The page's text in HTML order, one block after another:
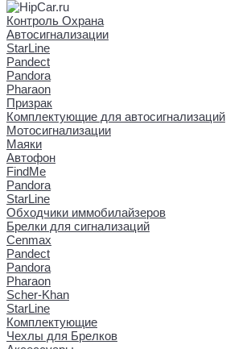
Контроль Охрана
Автосигнализации
StarLine
Pandect
Pandora
Pharaon
Призрак
Комплектующие для автосигнализаций
Мотосигнализации
Маяки
Автофон
FindMe
Pandora
StarLine
Обходчики иммобилайзеров
Брелки для сигнализаций
Cenmax
Pandect
Pandora
Pharaon
Scher-Khan
StarLine
Комплектующие
Чехлы для Брелков